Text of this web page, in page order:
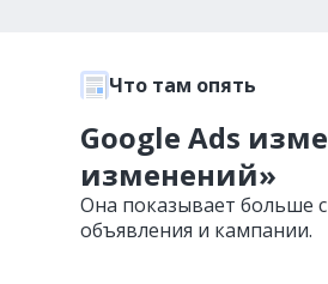
Что там опять
Google Ads
изменений»
Она показывает больше
объявления и кампании.